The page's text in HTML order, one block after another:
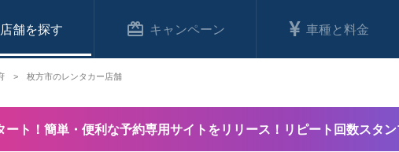
店舗 キャンペーン 車種と料金
ート！簡単・便利な予約専用サイトをリリース！リピート回数スタ
枚方市のレンタカー店舗